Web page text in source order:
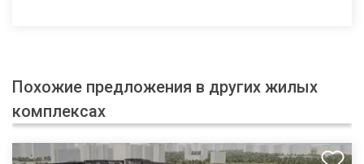
Похожие предложения в других жилых
комплексах